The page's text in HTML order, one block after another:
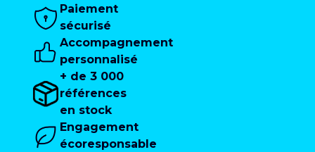
Paiement
sécurisé
Accompagnement
personnalisé
+ de 3 000
références
en stock
Engagement
écoresponsable